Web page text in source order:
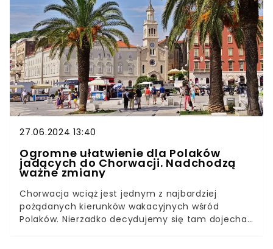
27.06.2024 13:40
Ogromne ułatwienie dla Polaków
jadących do Chorwacji. Nadchodzą
ważne zmiany
Chorwacja wciąż jest jednym z najbardziej
pożądanych kierunków wakacyjnych wśród
Polaków. Nierzadko decydujemy się tam dojechać